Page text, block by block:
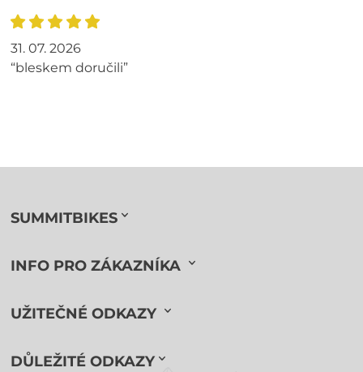
31. 07. 2026
“bleskem doručili”
SUMMITBIKES
INFO PRO ZÁKAZNÍKA
UŽITEČNÉ ODKAZY
DŮLEŽITÉ ODKAZY